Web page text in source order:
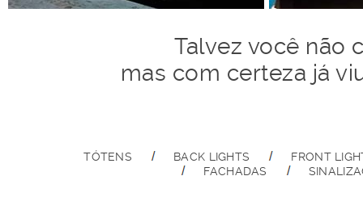
Talvez você não
mas com certeza já
TÓTENS BACK LIGHTS
FRONT
FACHADAS